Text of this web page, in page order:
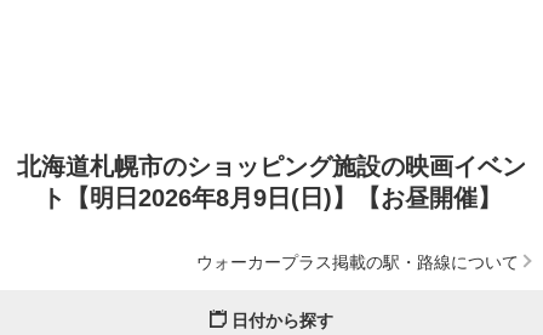
北海道札幌市のショッピング施設の映画イベン
ト【明日2026年8月9日(日)】【お昼開催】
ウォーカープラス掲載の駅・路線について
日付から探す